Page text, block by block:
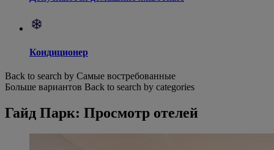
Кондиционер
Back to search by Самые востребованные
Больше вариантов Back to search by categories
Гайд Парк: Просмотр отелей